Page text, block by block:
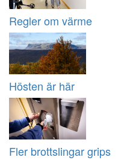
Regler om värme
Hösten är här
Fler brottslingar grips